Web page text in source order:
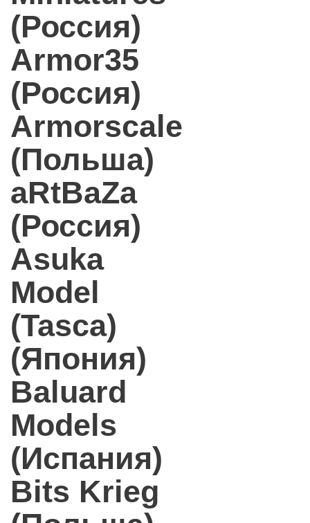
(Россия)
Armor35
(Россия)
Armorscale
(Польша)
aRtBaZa
(Россия)
Asuka
Model
(Tasca)
(Япония)
Baluard
Models
(Испания)
Bits Krieg